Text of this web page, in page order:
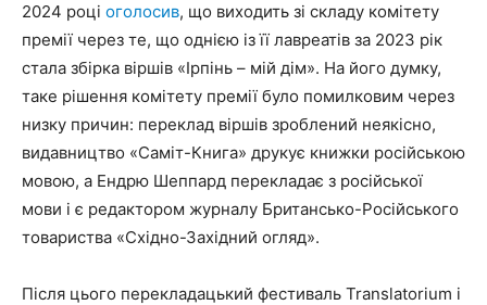
2024 році оголосив, що виходить зі складу комітету
премії через те, що однією із її лавреатів за 2023 рік
стала збірка віршів «Ірпінь – мій дім». На його думку,
таке рішення комітету премії було помилковим через
низку причин: переклад віршів зроблений неякісно,
видавництво «Саміт-Книга» друкує книжки російською
мовою, а Ендрю Шеппард перекладає з російської
мови і є редактором журналу Британсько-Російського
товариства «Східно-Західний огляд».
Після цього перекладацький фестиваль Translatorium і